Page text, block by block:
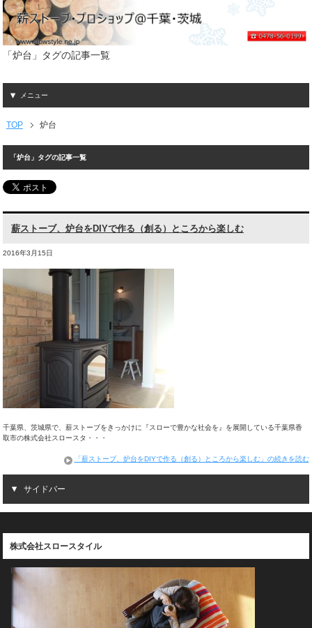
「炉台」タグの記事一覧
メニュー
TOP 炉台
「炉台」タグの記事一覧
薪ストーブ、炉台をDIYで作る（創る）ところから楽しむ
2016年3月15日
千葉県、茨城県で、薪ストーブをきっかけに『スローで豊かな社会を』を展開している千葉県香
取市の株式会社スロースタ・・・
「薪ストーブ、炉台をDIYで作る（創る）ところから楽しむ」の続きを読む
サイドバー
株式会社スロースタイル